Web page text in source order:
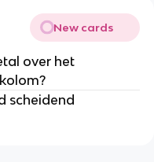
New cards
over het
scheidend